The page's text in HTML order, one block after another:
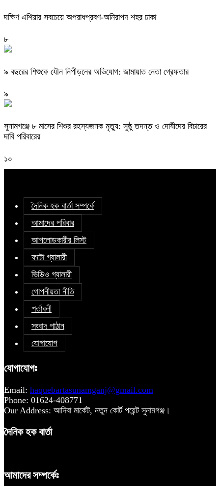
দক্ষিণ এশিয়ার সবচেয়ে অপরাধপ্রবণ-অনিরাপদ শহর ঢাকা
৮
৯ বছরের শিশুকে যৌন নিপীড়নের অভিযোগ: জামায়াত নেতা গ্রেফতার
৯
সুনামগঞ্জে ৮ মাসের শিশুর রহস্যজনক মৃত্যু: সুষ্ঠু তদন্ত ও দোষীদের বিচারের
দাবি পরিবারের
১০
দৈনিক হক বার্তা সম্পর্কে
আমাদের পরিবার
আপলোডকারীর লিস্ট
ফটো গ্যালারী
ভিডিও গ্যালারী
গোপনীয়তা নীতি
শর্তাবলী
সংবাদ পাঠান
যোগাযোগ
যোগাযোগঃ
Email: haquebartasunamganj@gmail.com
Phone: 01624-408771
Our Address: আদিবা মার্কেট, নতুন কোর্ট পয়েন্ট সুনামগঞ্জ।
দৈনিক হক বার্তা
আমাদের সম্পর্কেঃ